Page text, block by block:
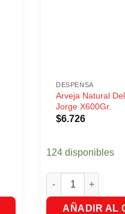
cantidad
DESPENSA
Arveja Natural
Jorge X600Gr.
$6.726
124 disponibles
Arveja Natural Del
AÑADIR AL